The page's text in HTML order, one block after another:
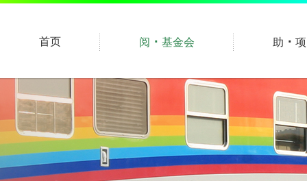
首页 阅 · 基金会 助 ·